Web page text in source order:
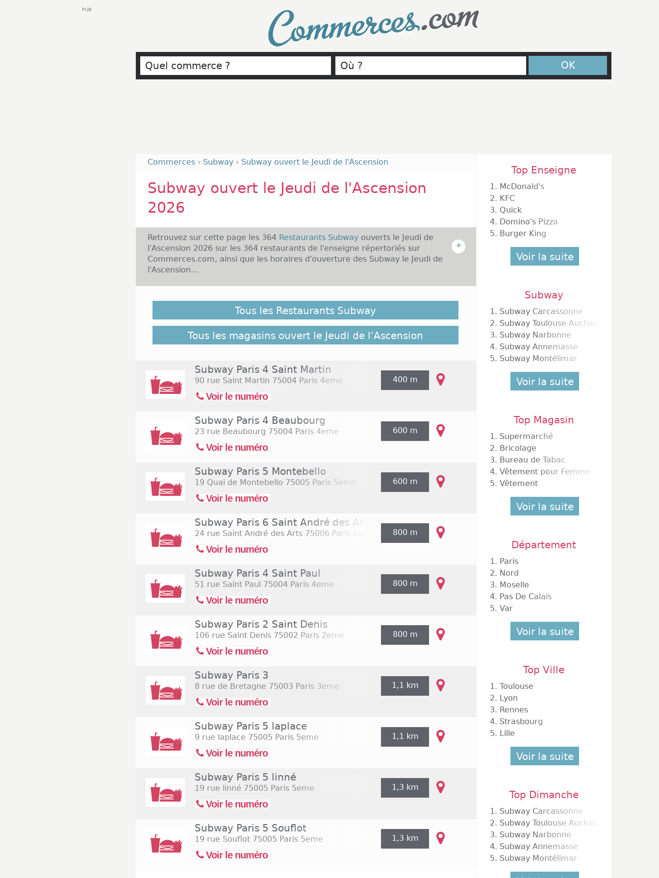
Commerces.com
OK
Commerces › Subway › Subway ouvert le Jeudi de l'Ascension
Subway ouvert le Jeudi de l'Ascension
2026
Retrouvez sur cette page les 364 Restaurants Subway ouverts le Jeudi de
l'Ascension 2026 sur les 364 restaurants de l'enseigne répertoriés sur
Commerces.com, ainsi que les horaires d'ouverture des Subway le Jeudi de
l'Ascension...
+
Jeudi de l'Ascension 2026 ne soient pas répertoriés ici, cliquez sur le lien suivant
pour retrouver l'ensemble des restaurants de l'enseigne répertoriés sur
Commerces.com :364 Restaurants Subway
Tous les Restaurants Subway
Tous les magasins ouvert le Jeudi de l'Ascension
Subway Paris 4 Saint Martin
90 rue Saint Martin 75004 Paris 4eme
Voir le numéro
400 m
Subway Paris 4 Beaubourg
23 rue Beaubourg 75004 Paris 4eme
Voir le numéro
600 m
Subway Paris 5 Montebello
19 Quai de Montebello 75005 Paris 5eme
Voir le numéro
600 m
Subway Paris 6 Saint André des Arts
24 rue Saint André des Arts 75006 Paris 6eme
Voir le numéro
800 m
Subway Paris 4 Saint Paul
51 rue Saint Paul 75004 Paris 4eme
Voir le numéro
800 m
Subway Paris 2 Saint Denis
106 rue Saint Denis 75002 Paris 2eme
Voir le numéro
800 m
Subway Paris 3
8 rue de Bretagne 75003 Paris 3eme
Voir le numéro
1,1 km
Subway Paris 5 laplace
9 rue laplace 75005 Paris 5eme
Voir le numéro
1,1 km
Subway Paris 5 linné
19 rue linné 75005 Paris 5eme
Voir le numéro
1,3 km
Subway Paris 5 Souflot
19 rue Souflot 75005 Paris 5eme
Voir le numéro
1,3 km
Top Enseigne
1. McDonald's
2. KFC
3. Quick
4. Domino's Pizza
5. Burger King
Voir la suite
Subway
1. Subway Carcassonne
2. Subway Toulouse Auchan Gramont
3. Subway Narbonne
4. Subway Annemasse
5. Subway Montélimar
Voir la suite
Top Magasin
1. Supermarché
2. Bricolage
3. Bureau de Tabac
4. Vêtement pour Femme
5. Vêtement
Voir la suite
Département
1. Paris
2. Nord
3. Moselle
4. Pas De Calais
5. Var
Voir la suite
Top Ville
1. Toulouse
2. Lyon
3. Rennes
4. Strasbourg
5. Lille
Voir la suite
Top Dimanche
1. Subway Carcassonne
2. Subway Toulouse Auchan Gramont
3. Subway Narbonne
4. Subway Annemasse
5. Subway Montélimar
PUB